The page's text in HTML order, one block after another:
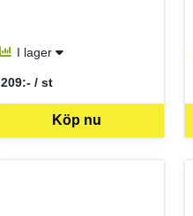
I lager
Köp nu
209:- / st
SEK per ST